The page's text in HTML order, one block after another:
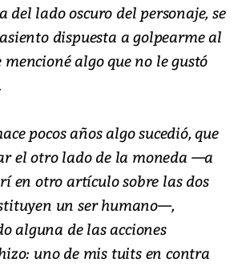
del lado oscuro del personaje, se
dispuesta a golpearme al
algo que no le gustó
pocos años algo sucedió, que
el otro lado de la moneda —a
en otro artículo sobre las dos
un ser humano—,
alguna de las acciones
uno de mis tuits en contra